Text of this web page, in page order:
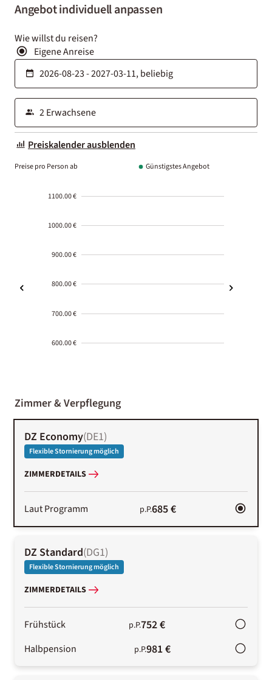
Angebot individuell anpassen
Wie willst du reisen?
Eigene Anreise
Preiskalender ausblenden
Preise pro Person ab Günstigstes Angebot
1100.00 €
1000.00 €
900.00 €
800.00 €
700.00 €
600.00 €
01-02
Zimmer & Verpflegung
DZ Economy(DE1)
Flexible Stornierung möglich
ZIMMERDETAILS
Laut Programm p.P.685 €
DZ Standard(DG1)
Flexible Stornierung möglich
ZIMMERDETAILS
Frühstück p.P.752 €
Halbpension p.P.981 €